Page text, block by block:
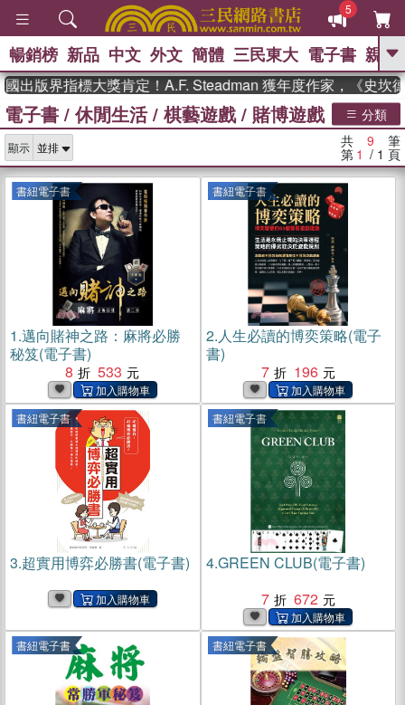
5
GO
熱搜： 東野圭吾 、 The Odyssey 、
父親節 、 如果歷史是一群喵 、 暑期
國際布克獎 臺灣漫遊錄 、 方
念華 、 台灣的李登輝時代 、 數學女
孩：黎曼猜想 、 偉大的迷走神經
暢銷榜 新品 中文 外文 簡體 三民東大 電子書 親子
出版界指標大獎肯定！A.F. Steadman 獲年度作家，《史坎德
電子書 / 休閒生活/ 棋藝遊戲/ 賭博遊戲 分類
顯示 共 9 筆
第 1 / 1 頁
書紐電子書
1.邁向賭神之路：麻將必勝
秘笈(電子書)
8
533
書紐電子書
2.人生必讀的博奕策略(電子
書)
7
196
書紐電子書
3.超實用博弈必勝書(電子書)
書紐電子書
4.GREEN CLUB(電子書)
7
672
書紐電子書 書紐電子書